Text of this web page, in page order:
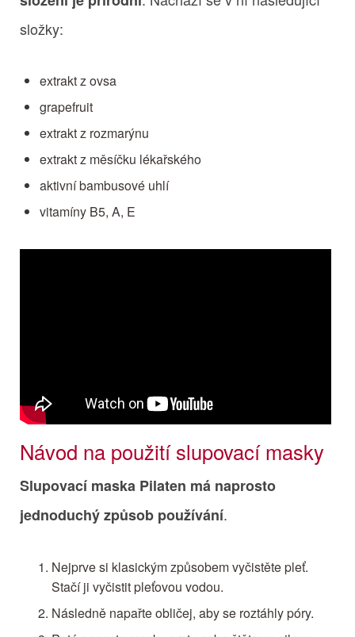
složky:
extrakt z ovsa
grapefruit
extrakt z rozmarýnu
extrakt z měsíčku lékařského
aktivní bambusové uhlí
vitamíny B5, A, E
Návod na použití slupovací masky
Slupovací maska Pilaten má naprosto
jednoduchý způsob používání.
Nejprve si klasickým způsobem vyčistěte pleť.
Stačí ji vyčistit pleťovou vodou.
Následně napařte obličej, aby se roztáhly póry.